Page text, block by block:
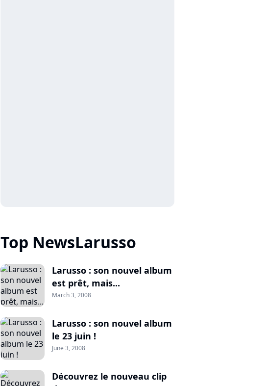
Top NewsLarusso
Larusso : son nouvel album
est prêt, mais...
March 3, 2008
Larusso : son nouvel album
le 23 juin !
June 3, 2008
Découvrez le nouveau clip